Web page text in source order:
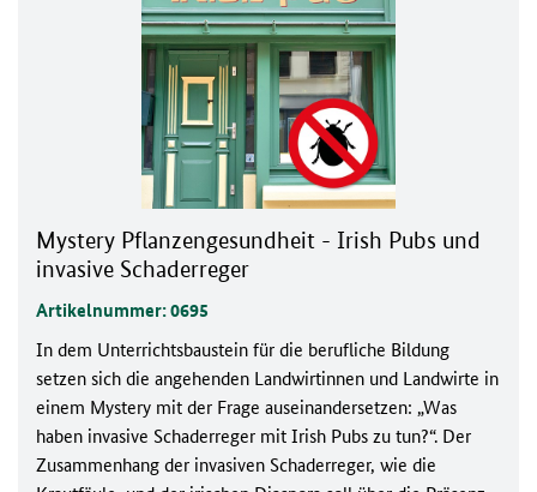
Mystery Pflanzengesundheit - Irish Pubs und
invasive Schaderreger
Artikelnummer: 0695
In dem Unterrichtsbaustein für die berufliche Bildung
setzen sich die angehenden Landwirtinnen und Landwirte in
einem Mystery mit der Frage auseinandersetzen: „Was
haben invasive Schaderreger mit Irish Pubs zu tun?“. Der
Zusammenhang der invasiven Schaderreger, wie die